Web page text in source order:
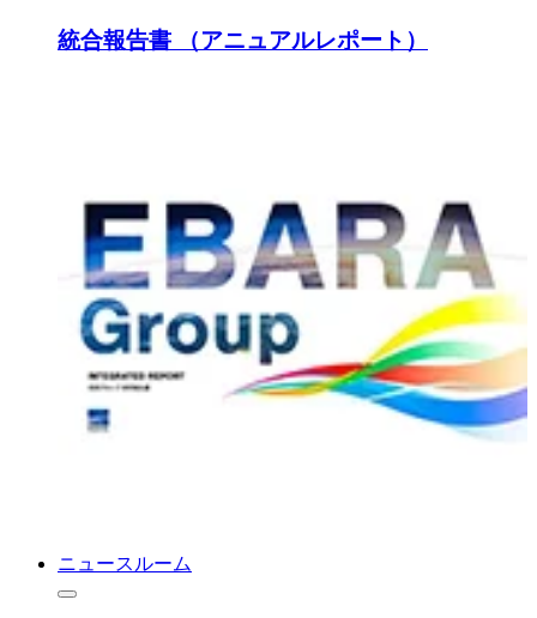
統合報告書 （アニュアルレポート）
ニュースルーム